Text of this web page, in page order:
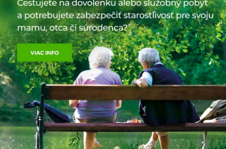
Santa Teresa di Gallura
GOLFO ARANCI, SANTA TERESA GALLURA, MARINA DI SORSO,
CANNEDDI - ISOLA ROSSA, BADESI
Santa Teresa di Gallura je známe prímorské letovisko
na severnom pobreží Sardínie. Mestečko leží oproti
francúzskej Korzike, na severnej ostrohe ostrova a miestni
ho volajú aj ústami Bonifácia, známeho francúzskeho
mesta, postaveného na skale. Santa Teresa je moderné
a pekne udržiavané sardinské mesto. Pri jeho návšteve